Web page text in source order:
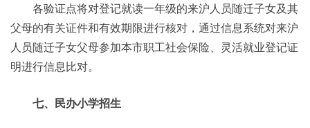
各验证点将对登记就读一年级的来沪人员随迁子女及其
父母的有关证件和有效期限进行核对，通过信息系统对来沪
人员随迁子女父母参加本市职工社会保险、灵活就业登记证
明进行信息比对。
七、民办小学招生